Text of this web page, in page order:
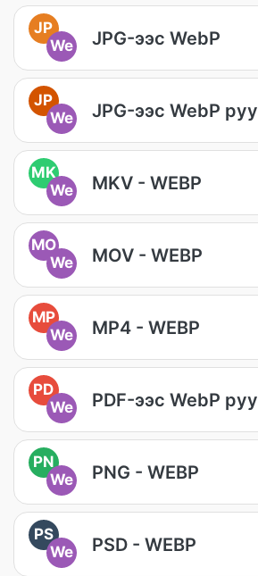
JP
We
JPG-ээс WebP
JP
We
JPG-ээс WebP руу
MK
We
MKV - WEBP
MO
We
MOV - WEBP
MP
We
MP4 - WEBP
PD
We
PDF-ээс WebP руу
PN
We
PNG - WEBP
PS
We
PSD - WEBP